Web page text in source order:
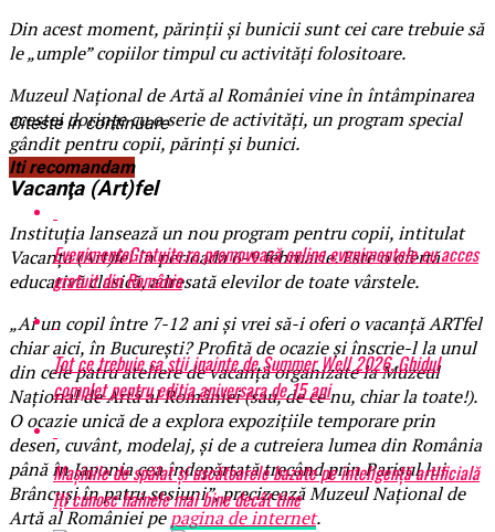
Din acest moment, părinţii şi bunicii sunt cei care trebuie să
le „umple” copiilor timpul cu activităţi folositoare.
Muzeul Naţional de Artă al României vine în întâmpinarea
acestei dorinţe cu o serie de activităţi, un program special
gândit pentru copii, părinţi şi bunici.
Vacanţa (Art)fel
Instituţia lansează un nou program pentru copii, intitulat
Vacanţa (Art)fel în perioada 6-9 februarie. Este o ofertă
educativă clasică, adresată elevilor de toate vârstele.
„Ai un copil între 7-12 ani și vrei să-i oferi o vacanță ARTfel
chiar aici, în București? Profită de ocazie și înscrie-l la unul
din cele patru ateliere de vacanță organizate la Muzeul
Național de Artă al României (sau, de ce nu, chiar la toate!).
O ocazie unică de a explora expozițiile temporare prin
desen, cuvânt, modelaj, și de a cutreiera lumea din România
până în Japonia cea îndepărtată trecând prin Parisul lui
Brâncuși în patru sesiuni”, precizează Muzeul Naţional de
Artă al României pepagina de internet.
Citeste in continuare
Iti recomandam
EvenimenteGratuite.ro promovează online evenimentele cu acces
gratuit din România
Tot ce trebuie sa stii inainte de Summer Well 2026. Ghidul
complet pentru editia aniversara de 15 ani
Mașinile de spălat și uscătoarele bazate pe inteligență artificială
îți cunosc hainele mai bine decât tine